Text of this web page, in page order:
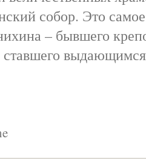
собор. Это
– бывшего